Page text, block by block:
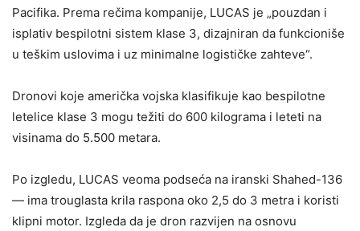
Pacifika. Prema rečima kompanije, LUCAS je „pouzdan i
isplativ bespilotni sistem klase 3, dizajniran da funkcioniše
u teškim uslovima i uz minimalne logističke zahteve“.
Dronovi koje američka vojska klasifikuje kao bespilotne
letelice klase 3 mogu težiti do 600 kilograma i leteti na
visinama do 5.500 metara.
Po izgledu, LUCAS veoma podseća na iranski Shahed-136
— ima trouglasta krila raspona oko 2,5 do 3 metra i koristi
klipni motor. Izgleda da je dron razvijen na osnovu